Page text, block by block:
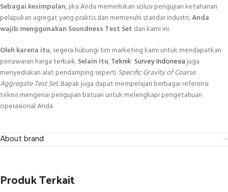
Sebagai kesimpulan, jika Anda memerlukan solusi pengujian ketahanan
pelapukan agregat yang praktis dan memenuhi standar industri,Anda
wajib menggunakan Soundness Test Set dari kami ini.
Oleh karena itu, segera hubungi tim marketing kami untuk mendapatkan
penawaran harga terbaik.Selain itu,Teknik Survey Indonesiajuga
menyediakan alat pendamping sepertiSpecific Gravity of Coarse
Aggregate Test Set. Bapak juga dapat mempelajari berbagai referensi
teknis mengenai pengujian batuan untuk melengkapi pengetahuan
operasional Anda
About brand
Produk Terkait